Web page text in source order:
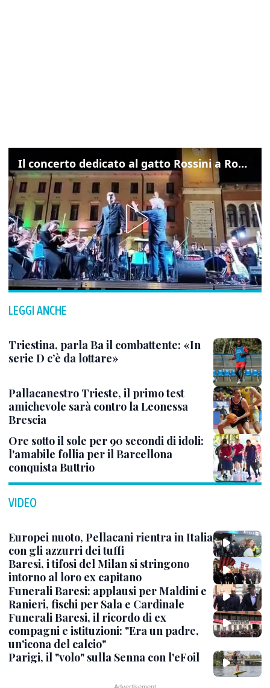
Il concerto dedicato al gatto Rossini a Rovigo: ecco un estratto
LEGGI ANCHE
Triestina, parla Ba il combattente: «In
serie D c’è da lottare»
Pallacanestro Trieste, il primo test
amichevole sarà contro la Leonessa
Brescia
Ore sotto il sole per 90 secondi di idoli:
l'amabile follia per il Barcellona
conquista Buttrio
VIDEO
Europei nuoto, Pellacani rientra in Italia
con gli azzurri dei tuffi
Baresi, i tifosi del Milan si stringono
intorno al loro ex capitano
Funerali Baresi: applausi per Maldini e
Ranieri, fischi per Sala e Cardinale
Funerali Baresi, il ricordo di ex
compagni e istituzioni: "Era un padre,
un'icona del calcio"
Parigi, il "volo" sulla Senna con l'eFoil